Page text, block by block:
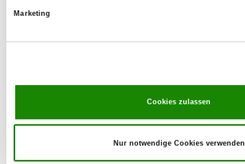
Marketing
Cookies zulassen
Nur notwendige Cookies verwenden
Donnerstag
Übungszeiten im Winter:
16:00 h - 20:00 h
Donnerstag 16:00 h - 20:00 h